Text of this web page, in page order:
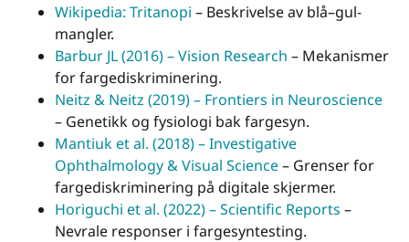
Wikipedia: Tritanopi – Beskrivelse av blå–gul-
mangler.
Barbur JL (2016) – Vision Research – Mekanismer
for fargediskriminering.
Neitz & Neitz (2019) – Frontiers in Neuroscience
– Genetikk og fysiologi bak fargesyn.
Mantiuk et al. (2018) – Investigative
Ophthalmology & Visual Science– Grenser for
fargediskriminering på digitale skjermer.
Horiguchi et al. (2022) – Scientific Reports –
Nevrale responser i fargesyntesting.